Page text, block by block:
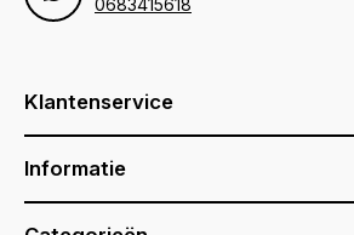
0683415618
Klantenservice
Informatie